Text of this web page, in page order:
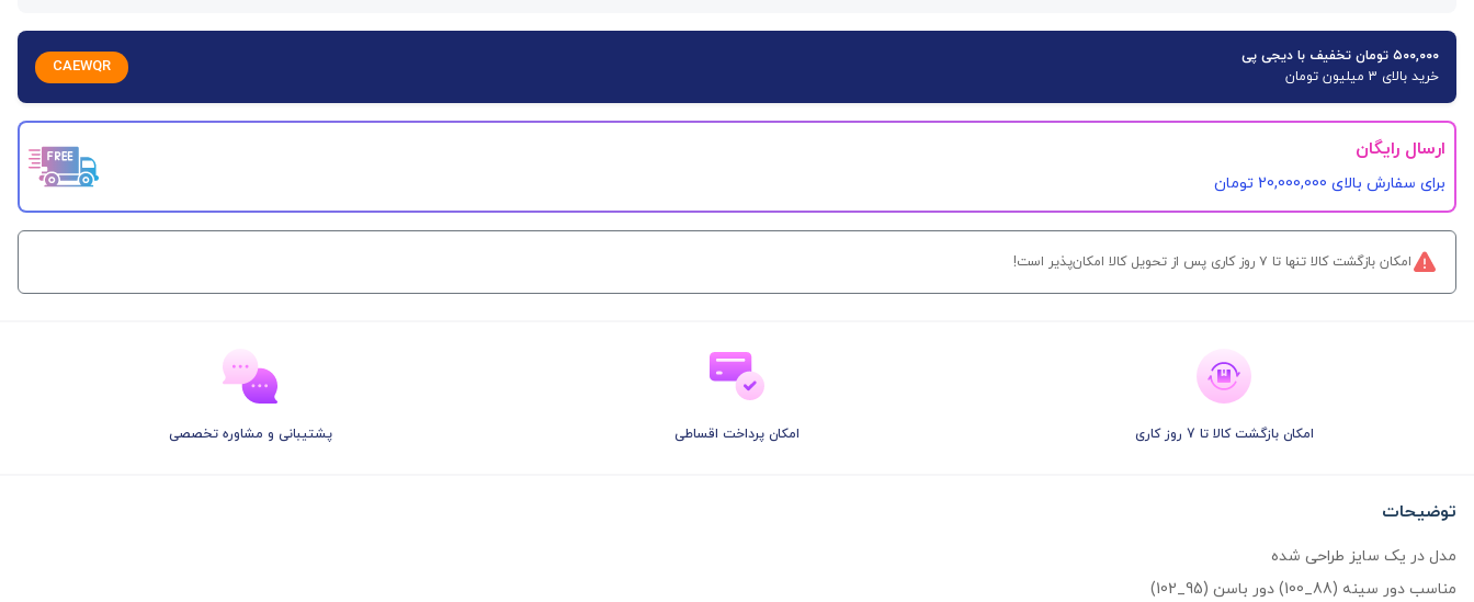
۵۰۰,۰۰۰ تومان تخفیف با دیجی پی
خرید بالای 3 میلیون تومان
CAEWQR
ارسال رایگان
برای سفارش‌ بالای 20,000,000 تومان
امکان بازگشت کالا تنها تا ۷ روز کاری پس از تحویل کالا امکان‌پذیر است!
امکان بازگشت کالا تا 7 روز کاری امکان پرداخت اقساطی پشتیبانی و مشاوره تخصصی
توضیحات
مدل در یک سایز طراحی شده
مناسب دور سینه (88_100) دور باسن (95_102)